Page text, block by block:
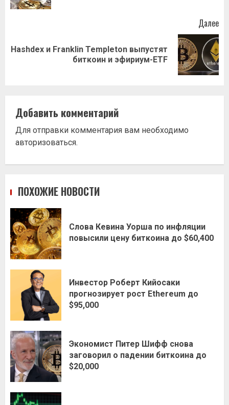
Далее
Следующая
Hashdex и Franklin Templeton выпустят
биткоин и эфириум-ETF
Добавить комментарий
Для отправки комментария вам необходимо
авторизоваться.
ПОХОЖИЕ НОВОСТИ
Слова Кевина Уорша по инфляции
повысили цену биткоина до $60,400
Инвестор Роберт Кийосаки
прогнозирует рост Ethereum до
$95,000
Экономист Питер Шифф снова
заговорил о падении биткоина до
$20,000